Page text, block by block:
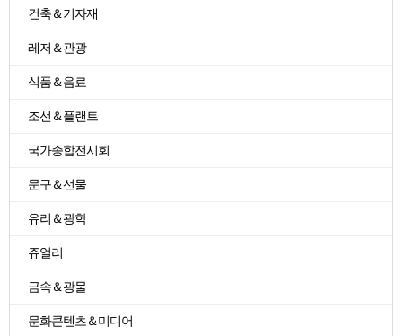
건축＆기자재
레저＆관광
식품＆음료
조선＆플랜트
국가종합전시회
문구＆선물
유리＆광학
쥬얼리
금속＆광물
문화콘텐츠＆미디어